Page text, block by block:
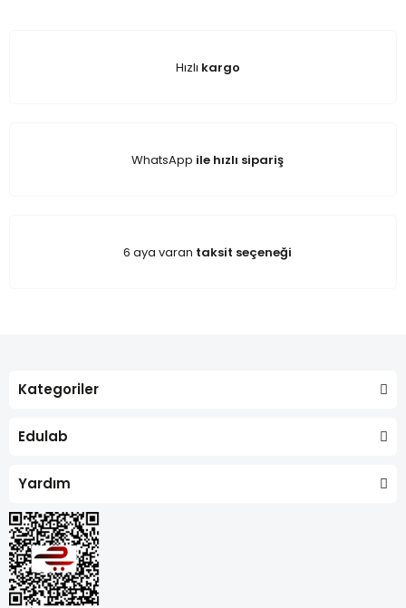
Hızlı kargo
WhatsApp ile hızlı sipariş
6 aya varan taksit seçeneği
Kategoriler
Edulab
Yardım